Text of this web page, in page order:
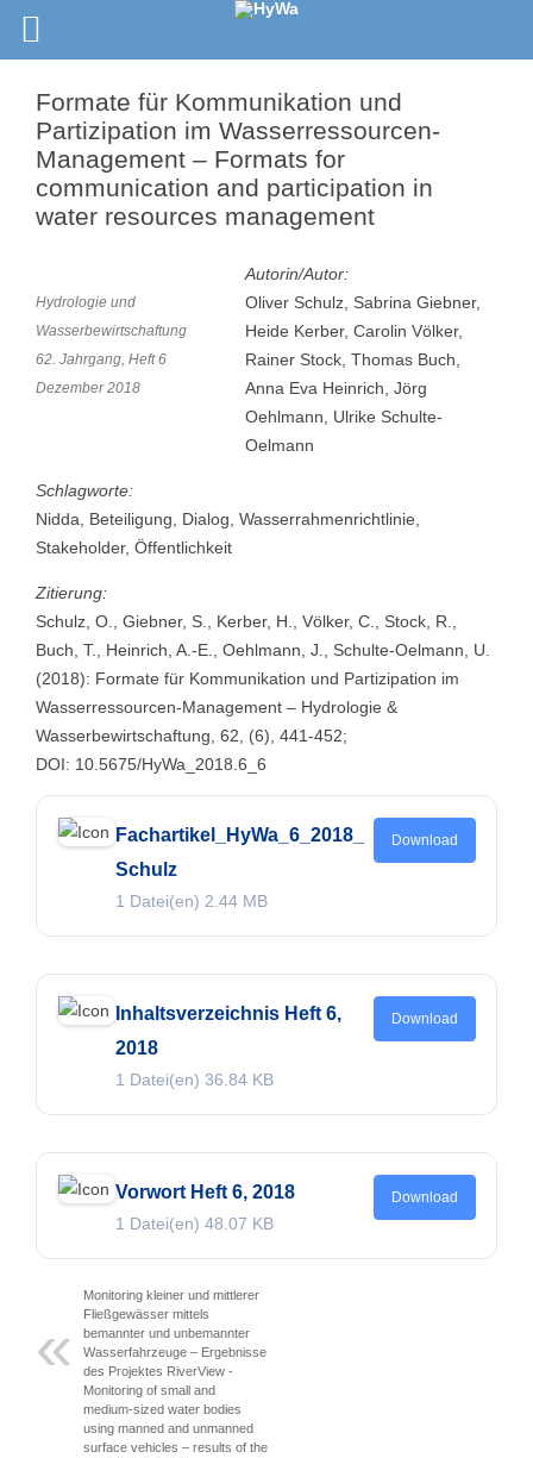
Formate für Kommunikation und
Partizipation im Wasserressourcen-
Management – Formats for
communication and participation in
water resources management
Hydrologie und
Wasserbewirtschaftung
62. Jahrgang, Heft 6
Dezember 2018
Autorin/Autor:
Oliver Schulz, Sabrina Giebner,
Heide Kerber, Carolin Völker,
Rainer Stock, Thomas Buch,
Anna Eva Heinrich, Jörg
Oehlmann, Ulrike Schulte-
Oelmann
Schlagworte:
Nidda, Beteiligung, Dialog, Wasserrahmenrichtlinie,
Stakeholder, Öffentlichkeit
Zitierung:
Schulz, O., Giebner, S., Kerber, H., Völker, C., Stock, R.,
Buch, T., Heinrich, A.-E., Oehlmann, J., Schulte-Oelmann, U.
(2018): Formate für Kommunikation und Partizipation im
Wasserressourcen-Management – Hydrologie &
Wasserbewirtschaftung, 62, (6), 441-452;
DOI: 10.5675/HyWa_2018.6_6
Fachartikel_HyWa_6_2018_
Schulz
1 Datei(en) 2.44 MB
Download
Inhaltsverzeichnis Heft 6,
2018
1 Datei(en) 36.84 KB
Download
Vorwort Heft 6, 2018
1 Datei(en) 48.07 KB
Download
Monitoring kleiner und mittlerer
Fließgewässer mittels
bemannter und unbemannter
Wasserfahrzeuge – Ergebnisse
des Projektes RiverView -
Monitoring of small and
medium-sized water bodies
using manned and unmanned
surface vehicles – results of the